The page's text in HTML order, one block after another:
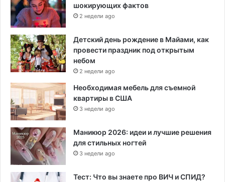
шокирующих фактов
2 недели ago
Детский день рождение в Майами, как
провести праздник под открытым
небом
2 недели ago
Необходимая мебель для съемной
квартиры в США
3 недели ago
Маникюр 2026: идеи и лучшие решения
для стильных ногтей
3 недели ago
Тест: Что вы знаете про ВИЧ и СПИД?